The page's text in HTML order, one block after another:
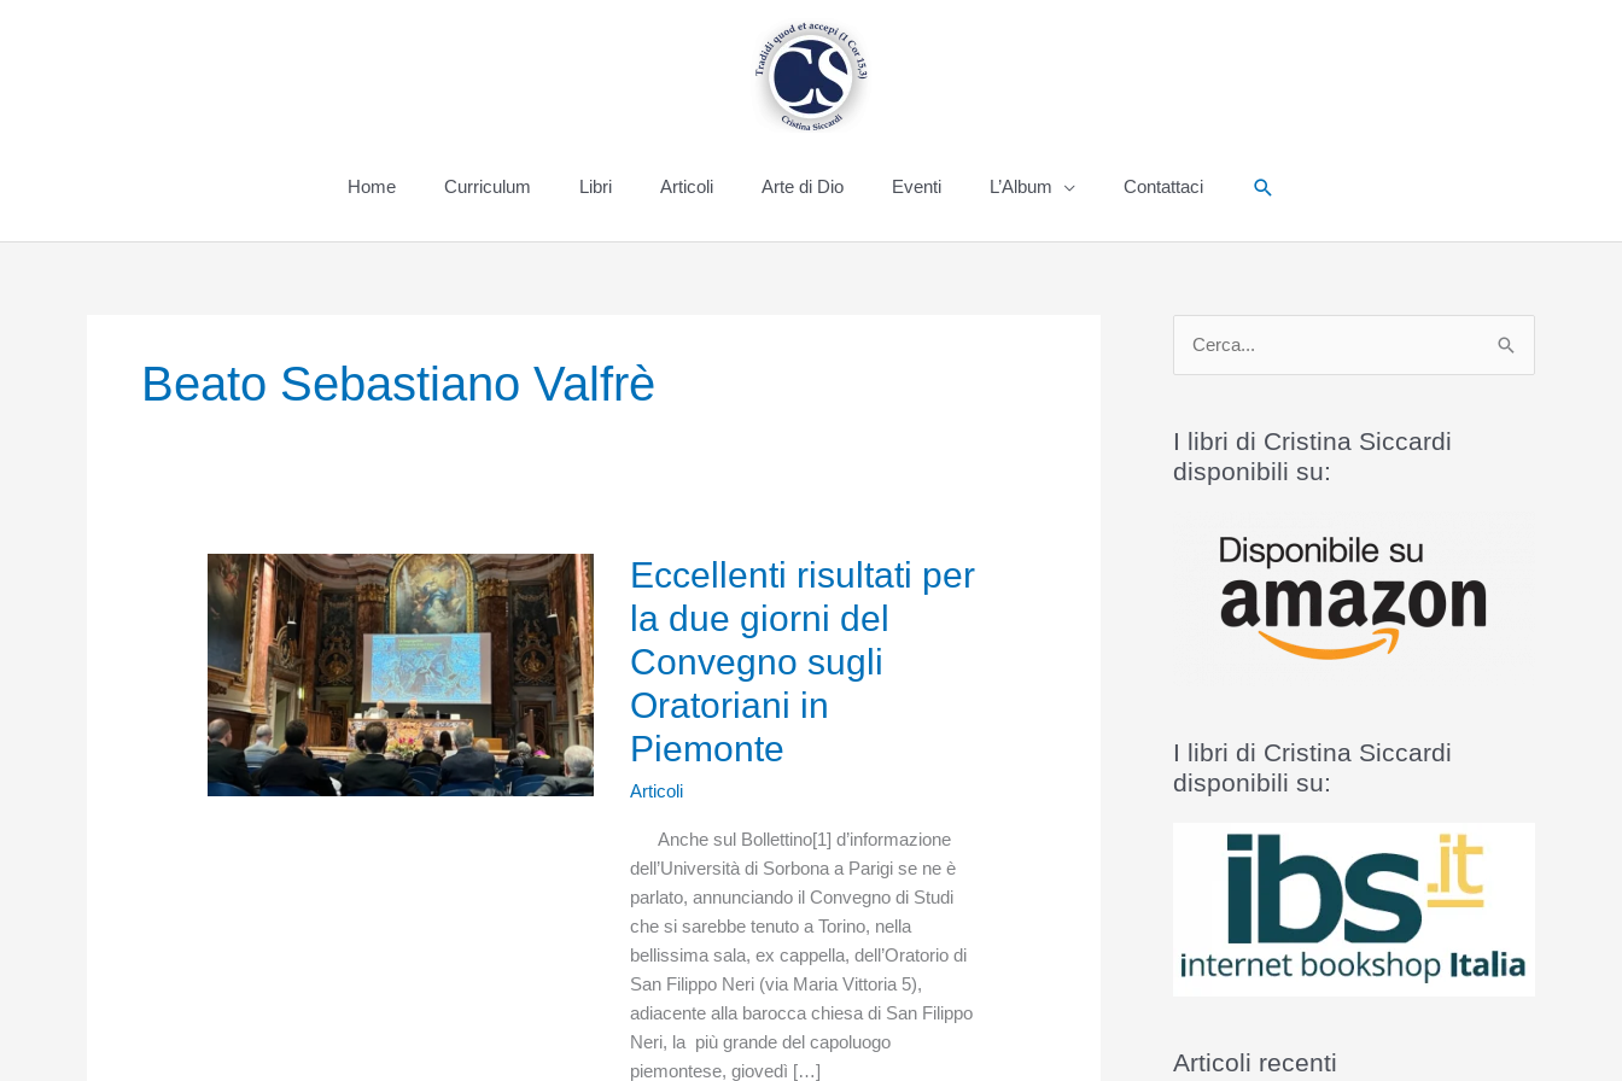
Home Curriculum Libri Articoli Arte di Dio Eventi L’Album Contattaci Cerca
Beato Sebastiano Valfrè
Eccellenti risultati per
la due giorni del
Convegno sugli
Oratoriani in
Piemonte
Articoli
Anche sul Bollettino[1] d’informazione
dell’Università di Sorbona a Parigi se ne è
parlato, annunciando il Convegno di Studi
che si sarebbe tenuto a Torino, nella
bellissima sala, ex cappella, dell’Oratorio di
San Filippo Neri (via Maria Vittoria 5),
adiacente alla barocca chiesa di San Filippo
Neri, la più grande del capoluogo
piemontese, giovedì […]
c
a
I libri di Cristina Siccardi
disponibili su:
I libri di Cristina Siccardi
disponibili su:
Articoli recenti